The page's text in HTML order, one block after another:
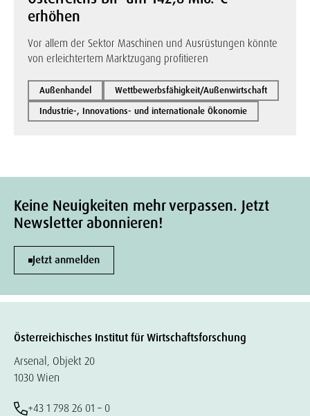
erhöhen
Vor allem der Sektor Maschinen und Ausrüstungen könnte
von erleichtertem Marktzugang profitieren
Außenhandel
Wettbewerbsfähigkeit/Außenwirtschaft
Industrie-, Innovations- und internationale Ökonomie
Keine Neuigkeiten mehr verpassen. Jetzt
Newsletter abonnieren!
Jetzt anmelden
Österreichisches Institut für Wirtschaftsforschung
Arsenal, Objekt 20
1030 Wien
+43 1 798 26 01 – 0